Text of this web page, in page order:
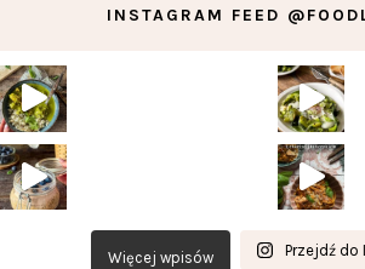
INSTAGRAM FEED
Więcej wpisów Przejdź do